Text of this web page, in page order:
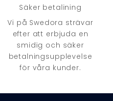
Säker betalining
Vi på Swedora strävar
efter att erbjuda en
smidig och säker
betalningsupplevelse
för våra kunder.